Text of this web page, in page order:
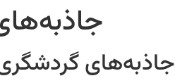
جاذبه‌های
جاذبه‌های گردشگری دومینیکا 2025